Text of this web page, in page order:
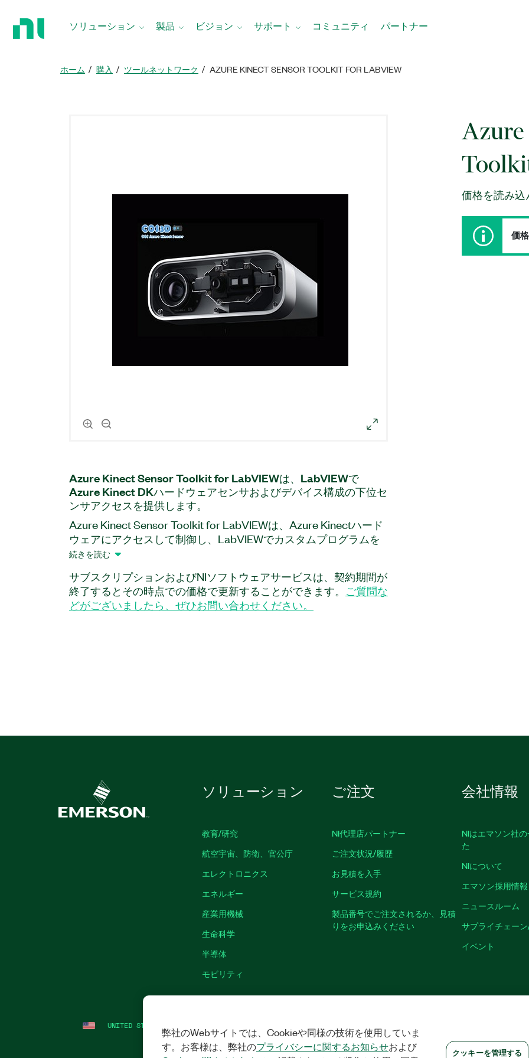
ソリューション 製品 ビジョン サポート コミュニティ パートナー
ホーム 購入 ツールネットワーク AZURE KINECT SENSOR TOOLKIT FOR LABVIEW
Azure
価格を読み
価
Azure Kinect Sensor Toolkit for LabVIEWは、 LabVIEWで
Azure Kinect DKハードウェアセンサおよびデバイス構成の下位セ
ンサアクセスを提供し ます。
Azure Kinect Sensor Toolkit for LabVIEWは、Azure Kinectハード
ウェアにアクセスして制御し、LabVIEWでカスタムプログラムを
作成するために使用できるソフトウェアアドオンです。このアドオ
る高度なAIセンサを備えた開発キットとPC周辺機器であるAzure
Kinect DKをサポートします。Azure Kinect Sensor Toolkit for
LabVIEWを使用すると、深度センサ、ビデオカメラ付き空間マイ
続きを読む
サブスクリプションおよびNIソフトウェアサービスは、契約期間が
終了するとその時点での価格で更新することができます。 ご質問な
どがございましたら、ぜひお問い合わせください。
ソリューション
教育/研究
航空宇宙、防衛、官公庁
エレクトロニクス
エネルギー
産業用機械
生命科学
半導体
モビリティ
ご注文
NI代理店パートナー
ご注文状況/履歴
お見積を入手
サービス規約
製品番号でご注文されるか、見積
りをお申込みください
会社情報
NIはエマソン社
た
NIについて
エマソン採用情報
ニュースルーム
サプライチェー
イベント
UNITED STATES
弊社のWebサイトでは、Cookieや同様の技術を使用していま
す。お客様は、弊社のプライバシーに関するお知らせおよび
クッキーを管理する